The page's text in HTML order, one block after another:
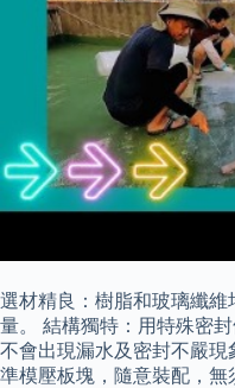
選材精良：樹脂和玻璃纖
量。 結構獨特：用特殊密
不會出現漏水及密封不嚴
準模壓板塊，隨意裝配，